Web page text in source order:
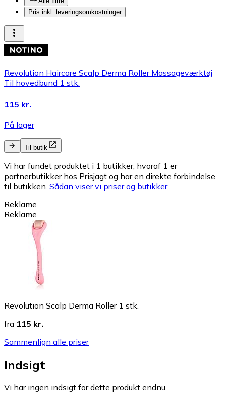
Pris inkl. leveringsomkostninger
Revolution Haircare Scalp Derma Roller Massageværktøj
Til hovedbund 1 stk.
115 kr.
På lager
Til butik
Vi har fundet produktet i 1 butikker, hvoraf 1 er
partnerbutikker hos Prisjagt og har en direkte forbindelse
til butikken. Sådan viser vi priser og butikker.
Reklame
Reklame
Revolution Scalp Derma Roller 1 stk.
fra 115 kr.
Sammenlign alle priser
Indsigt
Vi har ingen indsigt for dette produkt endnu.